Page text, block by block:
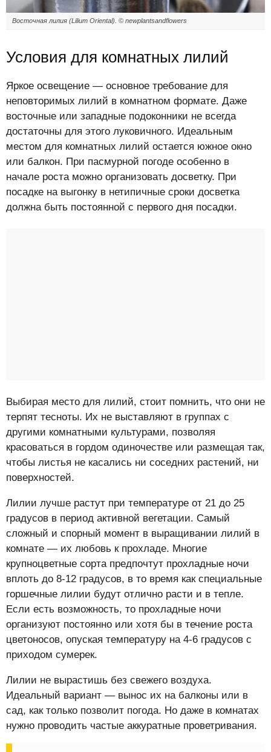
Восточная лилия (Lilium Oriental). © newplantsandflowers
Условия для комнатных лилий
Яркое освещение — основное требование для
неповторимых лилий в комнатном формате. Даже
восточные или западные подоконники не всегда
достаточны для этого луковичного. Идеальным
местом для комнатных лилий остается южное окно
или балкон. При пасмурной погоде особенно в
начале роста можно организовать досветку. При
посадке на выгонку в нетипичные сроки досветка
должна быть постоянной с первого дня посадки.
Выбирая место для лилий, стоит помнить, что они не
терпят тесноты. Их не выставляют в группах с
другими комнатными культурами, позволяя
красоваться в гордом одиночестве или размещая так,
чтобы листья не касались ни соседних растений, ни
поверхностей.
Лилии лучше растут при температуре от 21 до 25
градусов в период активной вегетации. Самый
сложный и спорный момент в выращивании лилий в
комнате — их любовь к прохладе. Многие
крупноцветные сорта предпочтут прохладные ночи
вплоть до 8-12 градусов, в то время как специальные
горшечные лилии будут отлично расти и в тепле.
Если есть возможность, то прохладные ночи
организуют постоянно или хотя бы в течение роста
цветоносов, опуская температуру на 4-6 градусов с
приходом сумерек.
Лилии не вырастишь без свежего воздуха.
Идеальный вариант — вынос их на балконы или в
сад, как только позволит погода. Но даже в комнатах
нужно проводить частые аккуратные проветривания.